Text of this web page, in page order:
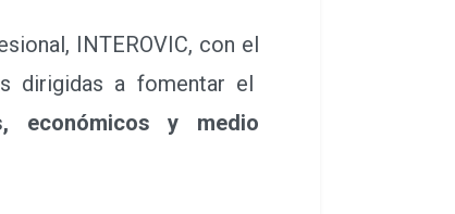
INTEROVIC, con el
dirigidas a fomentar el
económicos y medio